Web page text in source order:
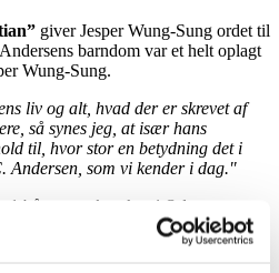
giver Jesper Wung-Sung ordet til
barndom var et helt oplagt
Wung-Sung.
liv og alt, hvad der er skrevet af
så synes jeg, at især hans
til, hvor stor en betydning det i
Andersen, som vi kender i dag."
år, mens han bor i Odense og
er sådan set grundlaget for den
og beundrer og som er den mest